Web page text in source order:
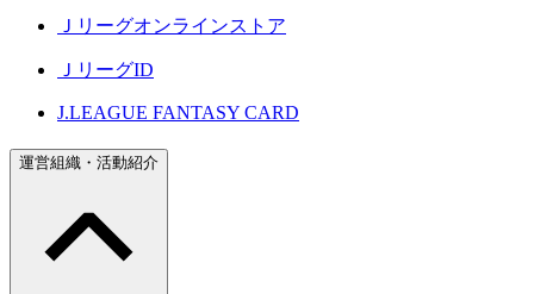
Ｊリーグオンラインストア
ＪリーグID
J.LEAGUE FANTASY CARD
運営組織・活動紹介